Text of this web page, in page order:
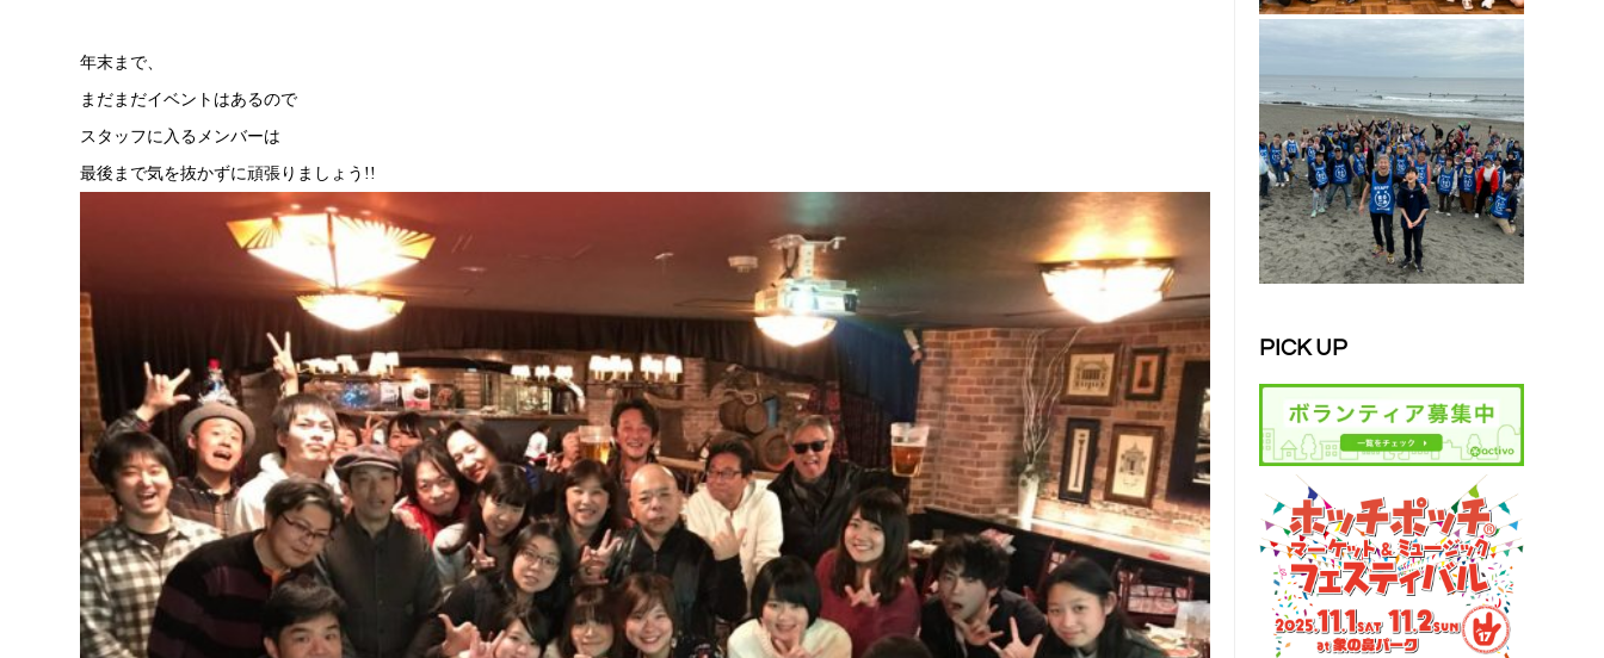
年末まで、
まだまだイベントはあるので
スタッフに入るメンバーは
最後まで気を抜かずに頑張りましょう!!
PICK UP